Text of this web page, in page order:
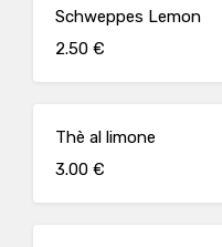
Schweppes Lemon
2.50 €
Thè al limone
3.00 €